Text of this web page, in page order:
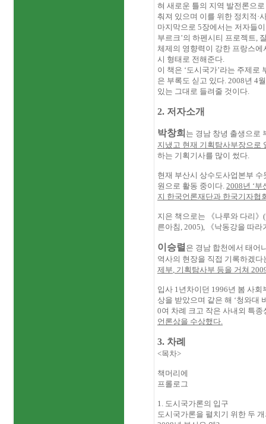
혀 새로운 틀의 지역 발전론으
춰져 있으며 이를 위한 정치적·
마지막으로 5장에서는 저자들
부르크’의 하펜시티 프로젝트,
체제의 영향력이 강한 프랑스
시 형태로 전해준다.
이 책은 ‘도시국가’라는 주제
은 부록도 싣고 있다. 2008년 4
있는 그대로 들려줄 것이다.
2. 저자소개
박창희 는 경남 창녕 출생으로
지냈고 현재 기획탐사부장으로
하는 기획기사를 많이 썼다.
현재 부산시 상수도사업본부 수
원으로 활동 중이다. 2008년 ‘부
지 한국언론재단과 한국기자협
지은 책으로는 《나루와 다리》 (
른아침 , 2005), 《낙동강을 따라
이승렬 은 경남 합천에서 태어
역사의 현장을 직접 기록하겠다
제부, 기획탐사부 등을 거쳐
입사 1년차이던 1996년 봄 사회
상을 받았으며 같은 해 ‘청와대
0여 차례 크고 작은 사내외 특종
언론상을 수상했다.
3. 차례
<목차>
책머리에
프롤로그
1. 도시국가론의 입구
도시국가론을 펼치기 위한 두